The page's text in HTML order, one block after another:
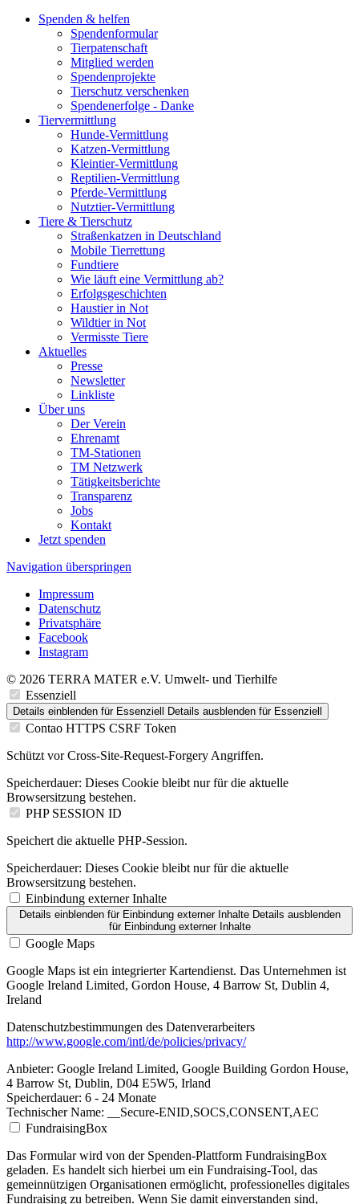
Spenden & helfen
Spendenformular
Tierpatenschaft
Mitglied werden
Spendenprojekte
Tierschutz verschenken
Spendenerfolge - Danke
Tiervermittlung
Hunde-Vermittlung
Katzen-Vermittlung
Kleintier-Vermittlung
Reptilien-Vermittlung
Pferde-Vermittlung
Nutztier-Vermittlung
Tiere & Tierschutz
Straßenkatzen in Deutschland
Mobile Tierrettung
Fundtiere
Wie läuft eine Vermittlung ab?
Erfolgsgeschichten
Haustier in Not
Wildtier in Not
Vermisste Tiere
Aktuelles
Presse
Newsletter
Linkliste
Über uns
Der Verein
Ehrenamt
TM-Stationen
TM Netzwerk
Tätigkeitsberichte
Transparenz
Jobs
Kontakt
Jetzt spenden
Navigation überspringen
Impressum
Datenschutz
Privatsphäre
Facebook
Instagram
© 2026 TERRA MATER e.V. Umwelt- und Tierhilfe
Essenziell
Details einblenden für Essenziell Details ausblenden für Essenziell
Contao HTTPS CSRF Token
Schützt vor Cross-Site-Request-Forgery Angriffen.
Speicherdauer: Dieses Cookie bleibt nur für die aktuelle
Browsersitzung bestehen.
PHP SESSION ID
Speichert die aktuelle PHP-Session.
Speicherdauer: Dieses Cookie bleibt nur für die aktuelle
Browsersitzung bestehen.
Einbindung externer Inhalte
Details einblendenfür Einbindung externer Inhalte Details ausblenden
für Einbindung externer Inhalte
Google Maps
Google Maps ist ein integrierter Kartendienst. Das Unternehmen ist
Google Ireland Limited, Gordon House, 4 Barrow St, Dublin 4,
Ireland
Datenschutzbestimmungen des Datenverarbeiters
http://www.google.com/intl/de/policies/privacy/
Anbieter: Google Ireland Limited, Google Building Gordon House,
4 Barrow St, Dublin, D04 E5W5, Irland
Speicherdauer: 6 - 24 Monate
Technischer Name: __Secure-ENID,SOCS,CONSENT,AEC
FundraisingBox
Das Formular wird von der Spenden-Plattform FundraisingBox
geladen. Es handelt sich hierbei um ein Fundraising-Tool, das
gemeinnützigen Organisationen ermöglicht, professionelles digitales
Fundraising zu betreiben. Wenn Sie damit einverstanden sind,